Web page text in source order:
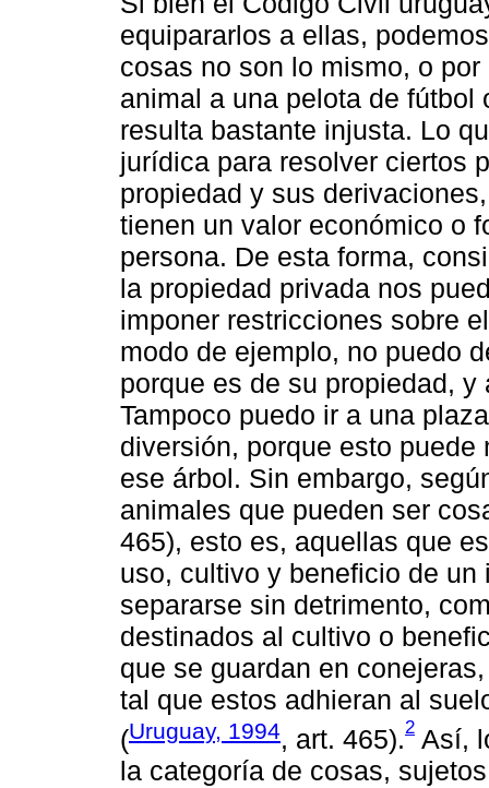
equipararlos a ellas,
cosas no son lo mismo, o
animal a una pelota de
resulta bastante injusta. Lo
jurídica para resolver ciertos
propiedad y sus
tienen un valor económico o
persona. De esta forma,
la propiedad privada nos
imponer restricciones sobre
modo de ejemplo, no puedo
porque es de su propiedad,
Tampoco puedo ir a una
diversión, porque esto
ese árbol. Sin embargo,
animales que pueden ser
465), esto es, aquellas que
uso, cultivo y beneficio de
separarse sin detrimento,
destinados al cultivo o
que se guardan en
tal que estos adhieran al
(Uruguay, 1994, art. 465).2 Así,
la categoría de cosas,